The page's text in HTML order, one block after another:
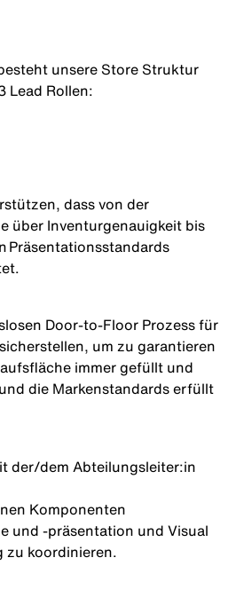
unsere Store Struktur
Lead Rollen:
, dassvon der
über Inventurgenauigkeit bis
Präsentationsstandards
.
Door-to-Floor Prozessfür
sicherstellen, um zu garantieren
immergefüllt und
und die Markenstandardserfüllt
der/dem Abteilungsleiter:in
Komponenten
und -präsentation und Visual
zu koordinieren.